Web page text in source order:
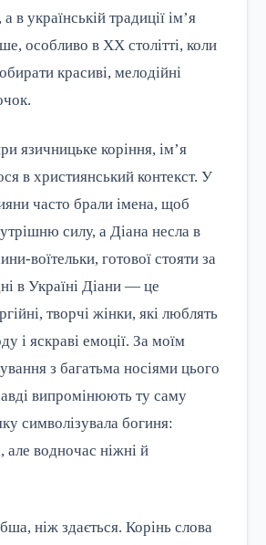
в українській традиції ім’я
особливо в XX столітті, коли
красиві, мелодійні
язичницьке коріння, ім’я
в християнський контекст. У
часто брали імена, щоб
силу, а Діана несла в
воїтельки, готової стояти за
в Україні Діани — це
творчі жінки, які люблять
і яскраві емоції. За моїм
з багатьма носіями цього
випромінюють ту саму
символізувала богиня:
але водночас ніжні й
ніж здається. Корінь слова